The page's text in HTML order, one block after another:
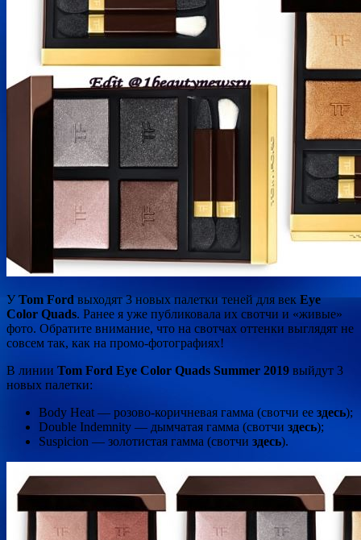
УTom Ford выходят 3 новых палетки теней для век Eye
Color Quads. Ранее я уже публиковала их свотчи и «живые»
фото. Обратите внимание, что на свотчах оттенки выглядят не
совсем так, как на промо-фотографиях!
В линии Tom Ford Eye Color Quads Summer 2019 выйдут 3
новых палетки:
Body Heat — розово-коричневая гамма (свотчи ее здесь);
Double Indemnity — дымчатая гамма (свотчи здесь);
Suspicion — золотистая гамма (свотчи здесь).